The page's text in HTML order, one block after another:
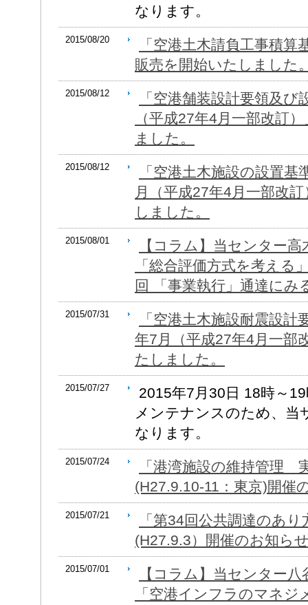
なります。
2015/08/20
「空港土木請負工事積
販売を開始いたしました
2015/08/12
「空港舗装設計要領及
（平成27年4月一部改訂
ました。
2015/08/12
「空港土木施設の設置
月（平成27年4月一部改
しました。
2015/08/01
【コラム】当センター
「総合評価方式を考える
回 「事業執行」通達にみ
2015/07/31
「空港土木施設耐震設
年7月（平成27年4月一部
たしました。
2015/07/27
2015年7月30日 18時～
メンテナンスのため、当
なります。
2015/07/24
「港湾施設の維持管理
(H27.9.10-11：東京)開催
2015/07/21
「第34回公共調達のあ
(H27.9.3）開催のお知ら
2015/07/01
【コラム】当センター
「空港インフラのマネ